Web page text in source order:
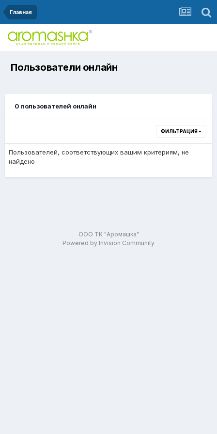
Главная
Пользователи онлайн
0 пользователей онлайн
ФИЛЬТРАЦИЯ
Пользователей, соответствующих вашим критериям, не
найдено
ООО ТК "Аромашка"
Powered by Invision Community